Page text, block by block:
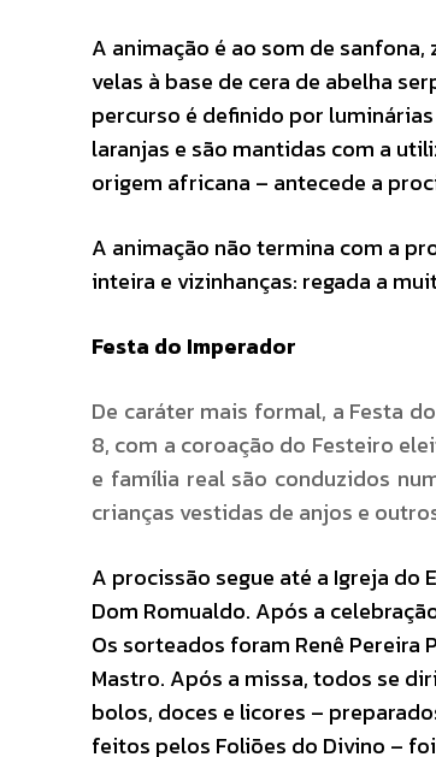
A animação é ao som de
velas à base de cera de abelha
percurso é definido por
laranjas e são mantidas com a
origem africana – antecede a
A animação não termina com a
inteira e vizinhanças: regada a
Festa do Imperador
De caráter mais formal, a Festa
8, com a coroação do Festeiro
e família real são conduzidos
crianças vestidas de anjos e
A procissão segue até a Igreja
Dom Romualdo. Após a
Os sorteados foram Renê Pereira
Mastro. Após a missa, todos se
bolos, doces e licores –
feitos pelos Foliões do Divino –